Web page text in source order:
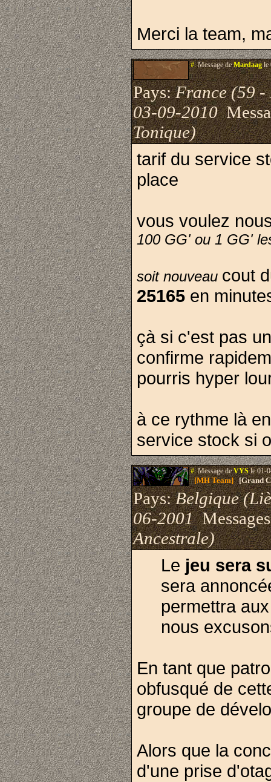
Merci la team,
#.Message deMardaagle
Pays:France (59 -
03-09-2010
Tonique)
tarif du service
place
vous voulez
100 GG' ou 1 GG'
soit nouveau cout
25165 en
çà si c'est pas
confirme
pourris hyper
à ce rythme là
service stock si
#.Message deVYSle 01-
[MH Team][Grand
Pays:Belgique
06-2001
Ancestrale)
Le jeu sera
sera
permettra
nous
En tant que
obfusqué de
groupe de
Alors que la
d'une prise